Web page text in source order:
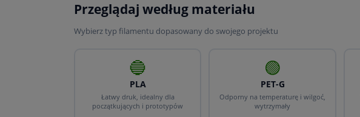
Przeglądaj według materiału
Wybierz typ filamentu dopasowany do swojego projektu
🔵
PLA
Łatwy druk, idealny dla
początkujących i prototypów
🟢
PET-G
Odporny na temperaturę i wilgoć,
wytrzymały